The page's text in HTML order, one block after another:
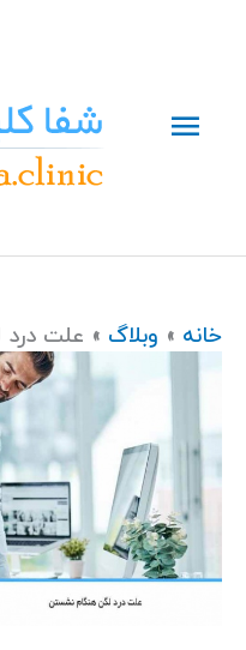
اصلی
خانه وبلاگ علت